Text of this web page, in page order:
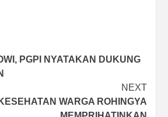
PGPI NYATAKAN DUKUNG
NEXT
WARGA ROHINGYA